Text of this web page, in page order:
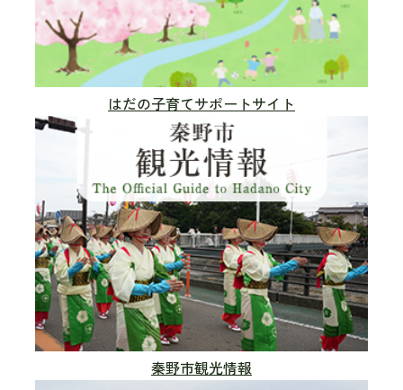
はだの子育てサポートサイト
秦野市観光情報